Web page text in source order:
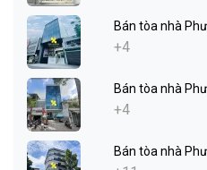
Bán tòa nhà
+4
Bán tòa nhà
+4
Bán tòa nhà